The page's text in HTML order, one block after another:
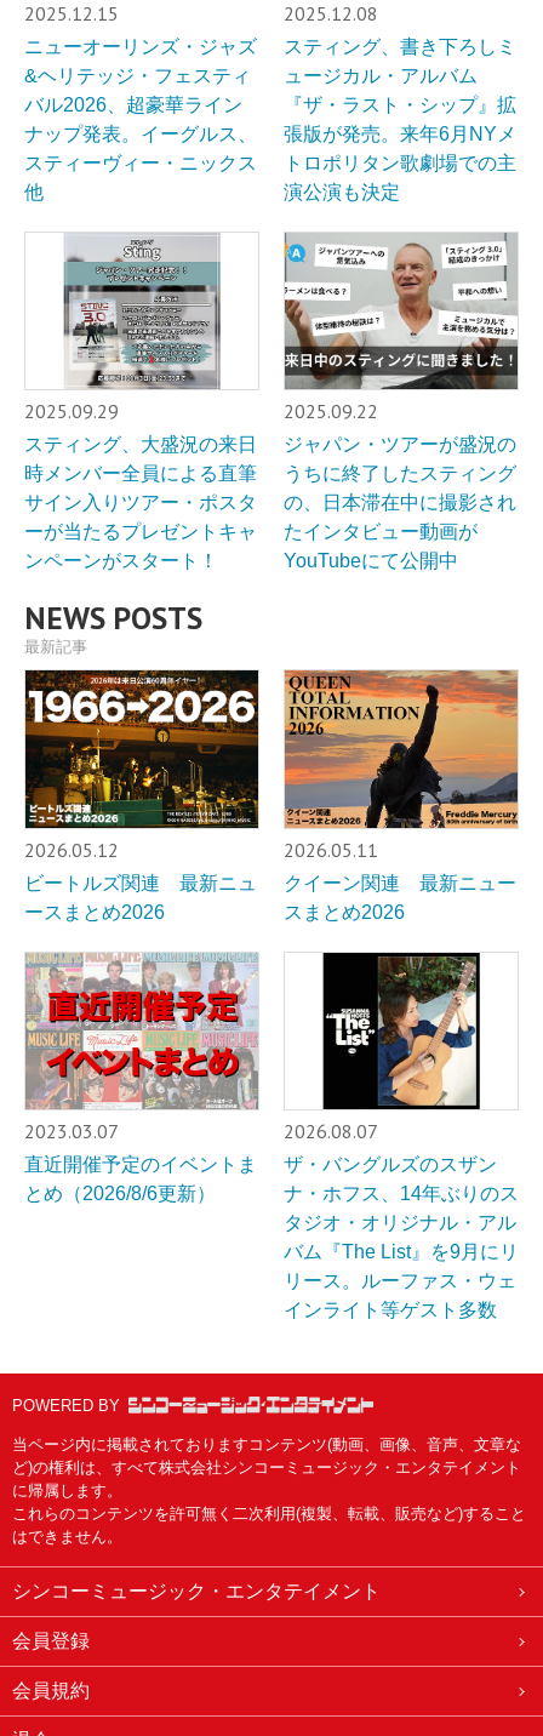
2025.12.15
ニューオーリンズ・ジャズ
&ヘリテッジ・フェスティ
バル2026、超豪華ライン
ナップ発表。イーグルス、
スティーヴィー・ニックス
他
2025.12.08
スティング、書き下ろしミ
ュージカル・アルバム
『ザ・ラスト・シップ』拡
張版が発売。来年6月NYメ
トロポリタン歌劇場での主
演公演も決定
2025.09.29
スティング、大盛況の来日
時メンバー全員による直筆
サイン入りツアー・ポスタ
ーが当たるプレゼントキャ
ンペーンがスタート！
2025.09.22
ジャパン・ツアーが盛況の
うちに終了したスティング
の、日本滞在中に撮影され
たインタビュー動画が
YouTubeにて公開中
NEWS POSTS
最新記事
2026.05.12
ビートルズ関連 最新ニュ
ースまとめ2026
2026.05.11
クイーン関連 最新ニュー
スまとめ2026
2023.03.07
直近開催予定のイベントま
とめ（2026/8/6更新）
2026.08.07
ザ・バングルズのスザン
ナ・ホフス、14年ぶりのス
タジオ・オリジナル・アル
バム『The List』を9月にリ
リース。ルーファス・ウェ
インライト等ゲスト多数
POWERED BY
当ページ内に掲載されておりますコンテンツ(動画、画像、音声、文章な
ど)の権利は、すべて株式会社シンコーミュージック・エンタテイメント
に帰属します。
これらのコンテンツを許可無く二次利用(複製、転載、販売など)すること
はできません。
シンコーミュージック・エンタテイメント
会員登録
会員規約